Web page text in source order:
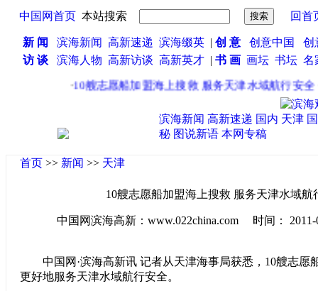
中国网首页 本站搜索 回首
新 闻 滨海新闻 高新速递 滨海缀英| 创 意 创意中国
创
访 谈
滨海人物 高新访谈 高新英才 | 书 画 画坛 书坛 名
10艘志愿船加盟海上搜救 服务天津水域航行安全·
滨海新闻 高新速递 国内 天津
秘 图说新语 本网专稿
首页 >> 新闻 >> 天津
10艘志愿船加盟海上搜救 服务天津水域航
中国网滨海高新：www.022china.com 时间： 2011-
中国网·滨海高新讯 记者从天津海事局获悉，10艘志愿
更好地服务天津水域航行安全。